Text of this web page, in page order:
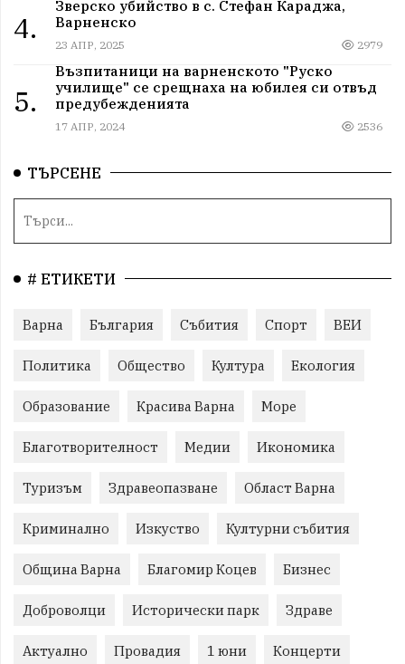
4.
Зверско убийство в с. Стефан Караджа,
Варненско
23 АПР, 2025 2979
5.
Възпитаници на варненското "Руско
училище" се срещнаха на юбилея си отвъд
предубежденията
17 АПР, 2024 2536
ТЪРСЕНЕ
# ЕТИКЕТИ
Варна България Събития Спорт ВЕИ
Политика Общество Култура Екология
Образование Красива Варна Море
Благотворителност Медии Икономика
Туризъм Здравеопазване Област Варна
Криминално Изкуство Културни събития
Община Варна Благомир Коцев Бизнес
Доброволци Исторически парк Здраве
Актуално Провадия 1 юни Концерти